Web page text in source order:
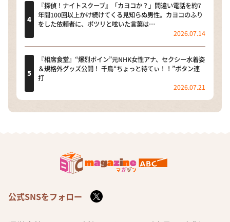
『探偵！ナイトスクープ』「カヨコか？」間違い電話を約7
年間100回以上かけ続けてくる見知らぬ男性。カヨコのふり
をした依頼者に、ポツリと呟いた言葉は…
2026.07.14
『相席食堂』“爆烈ボイン”元NHK女性アナ、セクシー水着姿
＆規格外グッズ公開！ 千鳥“ちょっと待てぃ！！”ボタン連
打
2026.07.21
公式SNSをフォロー